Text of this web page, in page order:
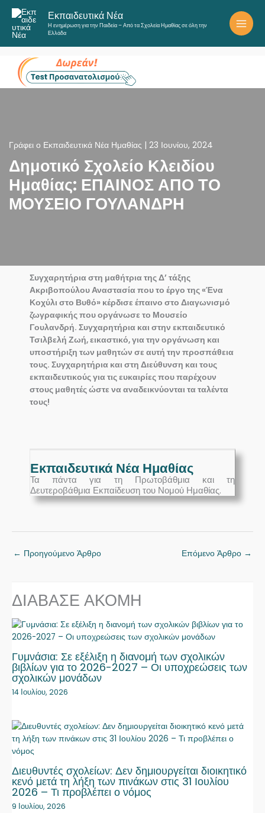
Μετάβαση
στο
περιεχόμενο
Εκπαιδευτικά Νέα
Η ενημέρωση για την Παιδεία – Από τα Σχολεία Ημαθίας σε όλη την
Ελλάδα
Γράφει ο Εκπαιδευτικά Νέα Ημαθίας 23 Ιουνίου, 2024
Δημοτικό Σχολείο Κλειδίου
Ημαθίας: ΕΠΑΙΝΟΣ ΑΠΟ ΤΟ
ΜΟΥΣΕΙΟ ΓΟΥΛΑΝΔΡΗ
Συγχαρητήρια στη μαθήτρια της Δ’ τάξης
Ακριβοπούλου Αναστασία που το έργο της «Ένα
Κοχύλι στο Βυθό» κέρδισε έπαινο στο Διαγωνισμό
ζωγραφικής που οργάνωσε το Μουσείο
Γουλανδρή. Συγχαρητήρια και στην εκπαιδευτικό
Τσιλβελή Ζωή, εικαστικό, για την οργάνωση και
υποστήριξη των μαθητών σε αυτή την προσπάθεια
τους. Συγχαρητήρια και στη Διεύθυνση και τους
εκπαιδευτικούς για τις ευκαιρίες που παρέχουν
στους μαθητές ώστε να αναδεικνύονται τα ταλέντα
τους!
Εκπαιδευτικά Νέα Ημαθίας
Τα πάντα για τη Πρωτοβάθμια και τη
Δευτεροβάθμια Εκπαίδευση του Νομού Ημαθίας.
← Προηγούμενο Άρθρο Επόμενο Άρθρο →
ΔΙΑΒΑΣΕ ΑΚΟΜΗ
Γυμνάσια: Σε εξέλιξη η διανομή των σχολικών
βιβλίων για το 2026-2027 – Οι υποχρεώσεις των
σχολικών μονάδων
14 Ιουλίου, 2026
Διευθυντές σχολείων: Δεν δημιουργείται διοικητικό
κενό μετά τη λήξη των πινάκων στις 31 Ιουλίου
2026 – Τι προβλέπει ο νόμος
9 Ιουλίου, 2026